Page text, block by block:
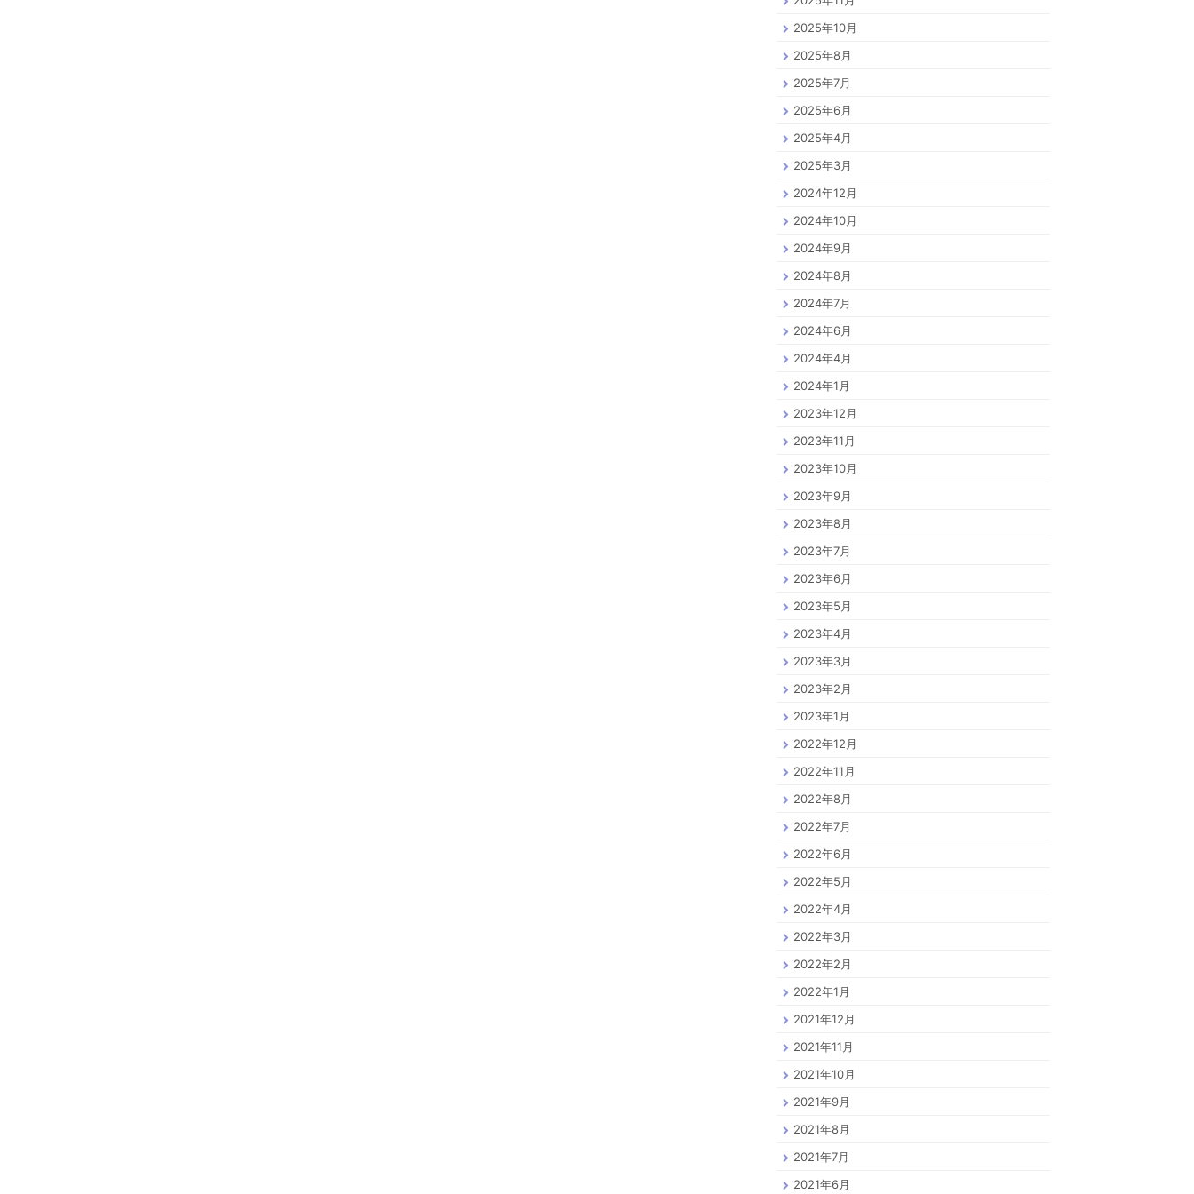
2025年10月
2025年8月
2025年7月
2025年6月
2025年4月
2025年3月
2024年12月
2024年10月
2024年9月
2024年8月
2024年7月
2024年6月
2024年4月
2024年1月
2023年12月
2023年11月
2023年10月
2023年9月
2023年8月
2023年7月
2023年6月
2023年5月
2023年4月
2023年3月
2023年2月
2023年1月
2022年12月
2022年11月
2022年8月
2022年7月
2022年6月
2022年5月
2022年4月
2022年3月
2022年2月
2022年1月
2021年12月
2021年11月
2021年10月
2021年9月
2021年8月
2021年7月
2021年6月